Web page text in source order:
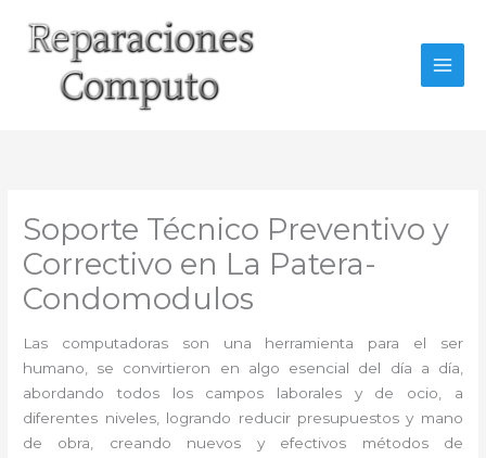
contenido
Soporte Técnico Preventivo y
Correctivo en La Patera-
Condomodulos
Las computadoras son una herramienta para el ser
humano, se convirtieron en algo esencial del día a día,
abordando todos los campos laborales y de ocio, a
diferentes niveles, logrando reducir presupuestos y mano
de obra, creando nuevos y efectivos métodos de